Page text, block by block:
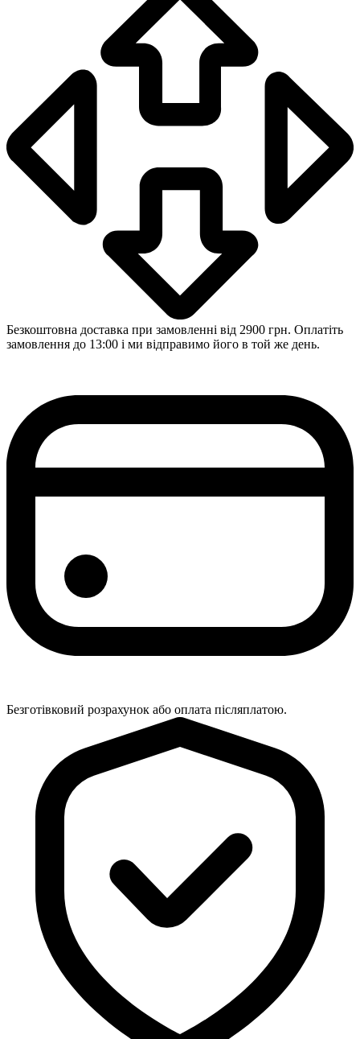
Безкоштовна доставка при замовленні від 2900 грн. Оплатіть
замовлення до 13:00 і ми відправимо його в той же день.
Безготівковий розрахунок або оплата післяплатою.